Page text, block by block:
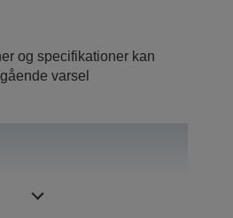
og specifikationer kan
varsel